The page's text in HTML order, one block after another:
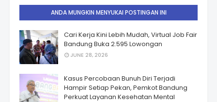
ANDA MUNGKIN MENYUKAI POSTINGAN INI
Cari Kerja Kini Lebih Mudah, Virtual Job Fair
Bandung Buka 2.595 Lowongan
JUNE 28, 2026
Kasus Percobaan Bunuh Diri Terjadi
Hampir Setiap Pekan, Pemkot Bandung
Perkuat Layanan Kesehatan Mental